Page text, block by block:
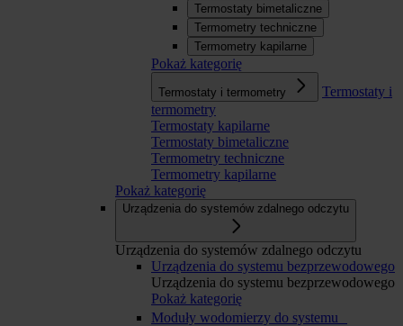
Termostaty bimetaliczne
Termometry techniczne
Termometry kapilarne
Pokaż kategorię
Termostaty i termometry
Termostaty i
termometry
Termostaty kapilarne
Termostaty bimetaliczne
Termometry techniczne
Termometry kapilarne
Pokaż kategorię
Urządzenia do systemów zdalnego odczytu
Urządzenia do systemów zdalnego odczytu
Urządzenia do systemu bezprzewodowego
Urządzenia do systemu bezprzewodowego
Pokaż kategorię
Moduły wodomierzy do systemu